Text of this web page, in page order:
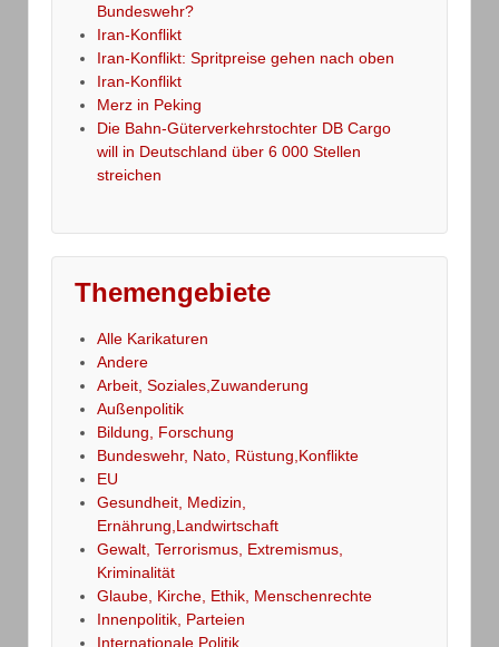
Bundeswehr?
Iran-Konflikt
Iran-Konflikt: Spritpreise gehen nach oben
Iran-Konflikt
Merz in Peking
Die Bahn-Güterverkehrstochter DB Cargo
will in Deutschland über 6 000 Stellen
streichen
Themengebiete
Alle Karikaturen
Andere
Arbeit, Soziales,Zuwanderung
Außenpolitik
Bildung, Forschung
Bundeswehr, Nato, Rüstung,Konflikte
EU
Gesundheit, Medizin,
Ernährung,Landwirtschaft
Gewalt, Terrorismus, Extremismus,
Kriminalität
Glaube, Kirche, Ethik, Menschenrechte
Innenpolitik, Parteien
Internationale Politik